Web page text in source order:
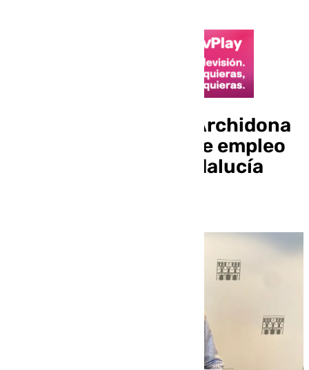
El Ayuntamiento de Archidona
impulsa la creación de empleo
con el programa “Andalucía